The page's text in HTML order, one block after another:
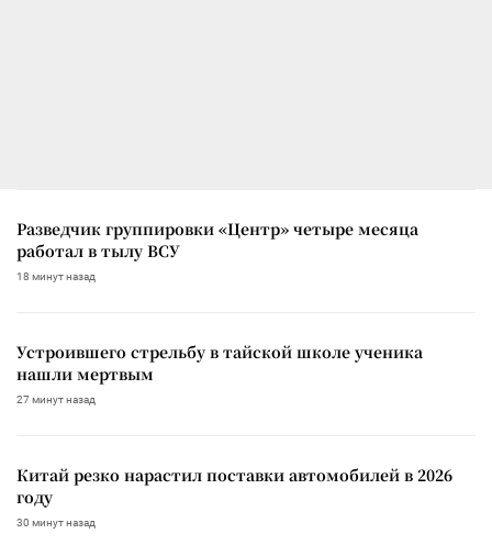
Разведчик группировки «Центр» четыре месяца
работал в тылу ВСУ
18 минут назад
Устроившего стрельбу в тайской школе ученика
нашли мертвым
27 минут назад
Китай резко нарастил поставки автомобилей в 2026
году
30 минут назад